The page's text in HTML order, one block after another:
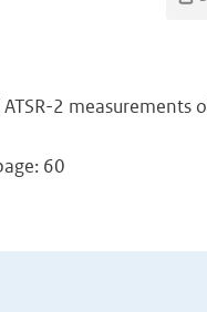
2 measurements
60